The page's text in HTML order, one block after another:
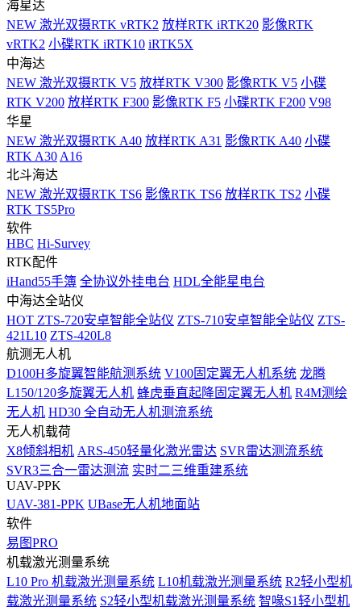
海星达
NEW 激光双摄RTK vRTK2 放样RTK iRTK20 影像RTK
vRTK2 小碟RTK iRTK10 iRTK5X
中海达
NEW 激光双摄RTK V5 放样RTK V300 影像RTK V5 小碟
RTK V200 放样RTK F300 影像RTK F5 小碟RTK F200 V98
华星
NEW 激光双摄RTK A40 放样RTK A31 影像RTK A40 小碟
RTK A30 A16
北斗海达
NEW 激光双摄RTK TS6 影像RTK TS6 放样RTK TS2 小碟
RTK TS5Pro
软件
HBC Hi-Survey
RTK配件
iHand55手簿 全协议外挂电台 HDL全能星电台
中海达全站仪
HOT ZTS-720安卓智能全站仪 ZTS-710安卓智能全站仪 ZTS-
421L10 ZTS-420L8
航测无人机
D100H多旋翼智能航测系统 V100固定翼无人机系统 龙腾
L150/120多旋翼无人机 蜂虎垂直起降固定翼无人机 R4M测绘
无人机 HD30 全自动无人机测流系统
无人机载荷
X8倾斜相机 ARS-450轻量化激光雷达 SVR雷达测流系统
SVR3三合一雷达测流 实时二三维重建系统
UAV-PPK
UAV-381-PPK UBase无人机地面站
软件
易图PRO
机载激光测量系统
L10 Pro 机载激光测量系统 L10机载激光测量系统 R2轻小型机
载激光测量系统 S2轻小型机载激光测量系统 智喙S1轻小型机